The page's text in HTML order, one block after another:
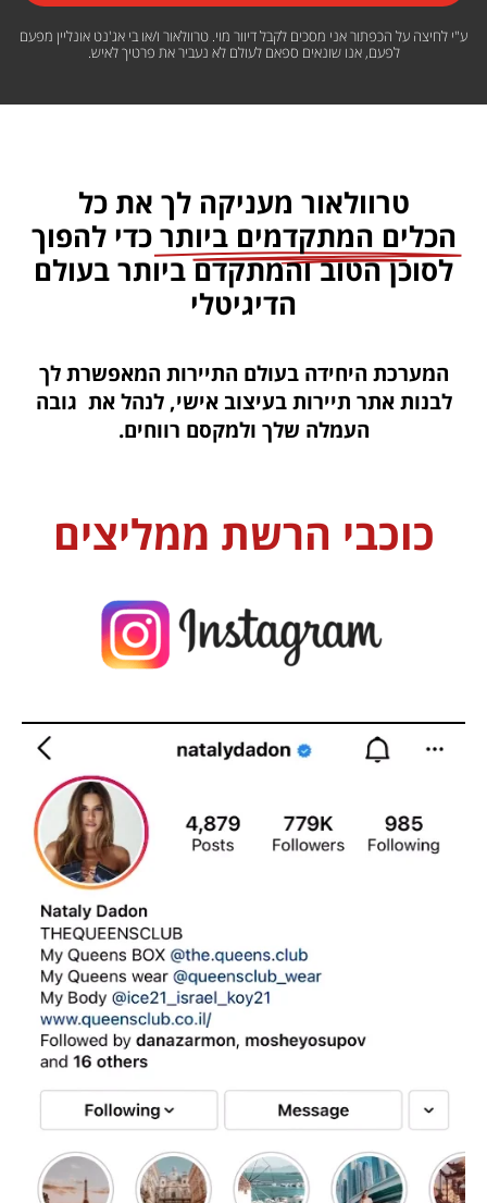
ע"י לחיצה על הכפתור אני מסכים לקבל דיוור מוי. טרוולאור ו/או בי אג'נט אונליין מפעם
לפעם, אנו שונאים ספאם לעולם לא נעביר את פרטיך לאיש.
טרוולאור מעניקה לך את כל
הכלים המתקדמים ביותר כדי להפוך
לסוכן הטוב והמתקדם ביותר בעולם
הדיגיטלי
המערכת היחידה בעולם התיירות המאפשרת לך
לבנות אתר תיירות בעיצוב אישי, לנהל את גובה
העמלה שלך ולמקסם רווחים.
כוכבי הרשת ממליצים